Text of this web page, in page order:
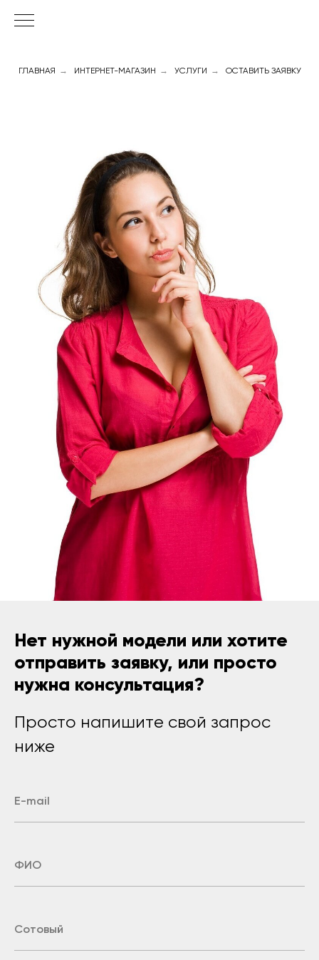
ГЛАВНАЯ → ИНТЕРНЕТ-МАГАЗИН → УСЛУГИ → ОСТАВИТЬ ЗАЯВКУ
Нет нужной модели или хотите
отправить заявку, или просто
нужна консультация?
Просто напишите свой запрос
ниже